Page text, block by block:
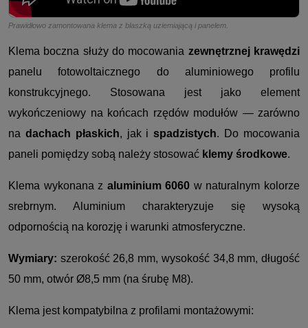
Prawidłowo zamontowana klema z blaszką uziemiającą i panelem.
Klema boczna służy do mocowania zewnętrznej krawędzi
panelu fotowoltaicznego do aluminiowego profilu
konstrukcyjnego. Stosowana jest jako element
wykończeniowy na końcach rzędów modułów — zarówno
na dachach płaskich, jak ispadzistych. Do mocowania
paneli pomiędzy sobą należy stosować klemy środkowe.
Klema wykonana z aluminium 6060 w naturalnym kolorze
srebrnym. Aluminium charakteryzuje się wysoką
odpornością na korozję i warunki atmosferyczne.
Wymiary: szerokość 26,8 mm, wysokość 34,8 mm, długość
50 mm, otwór Ø8,5 mm (na śrubę M8).
Klema jest kompatybilna z profilami montażowymi: